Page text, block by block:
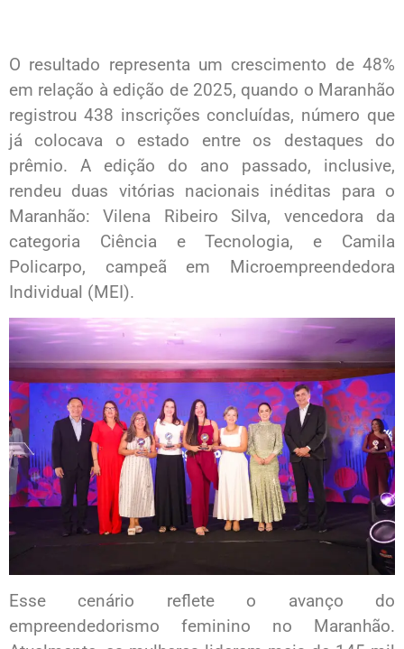
O resultado representa um crescimento de 48%
em relação à edição de 2025, quando o Maranhão
registrou 438 inscrições concluídas, número que
já colocava o estado entre os destaques do
prêmio. A edição do ano passado, inclusive,
rendeu duas vitórias nacionais inéditas para o
Maranhão: Vilena Ribeiro Silva, vencedora da
categoria Ciência e Tecnologia, e Camila
Policarpo, campeã em Microempreendedora
Individual (MEI).
Esse cenário reflete o avanço do
empreendedorismo feminino no Maranhão.